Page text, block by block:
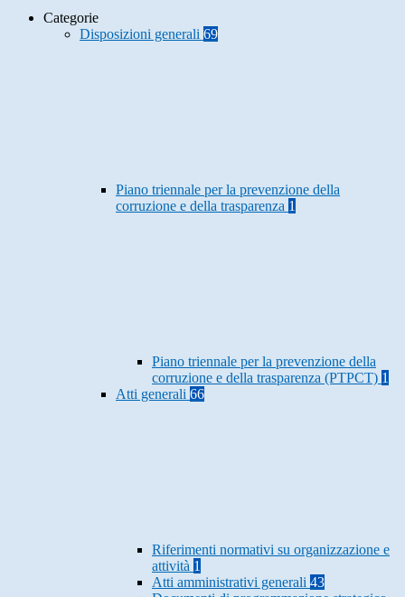
Categorie
Disposizioni generali 69
Piano triennale per la prevenzione della
corruzione e della trasparenza 1
Piano triennale per la prevenzione della
corruzione e della trasparenza (PTPCT) 1
Atti generali 66
Riferimenti normativi su organizzazione e
attività 1
Atti amministrativi generali 43